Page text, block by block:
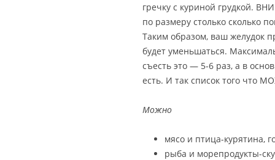
гречку с куриной грудкой.
по размеру столько сколько
Таким образом, ваш желудок
будет уменьшаться.
съесть это — 5-6 раз, а в
есть. И так список того что
Можно
мясо и птица-курятина,
рыба и морепродукты-